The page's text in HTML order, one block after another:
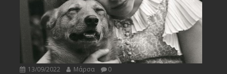
13/09/2022 Μάρσα 0